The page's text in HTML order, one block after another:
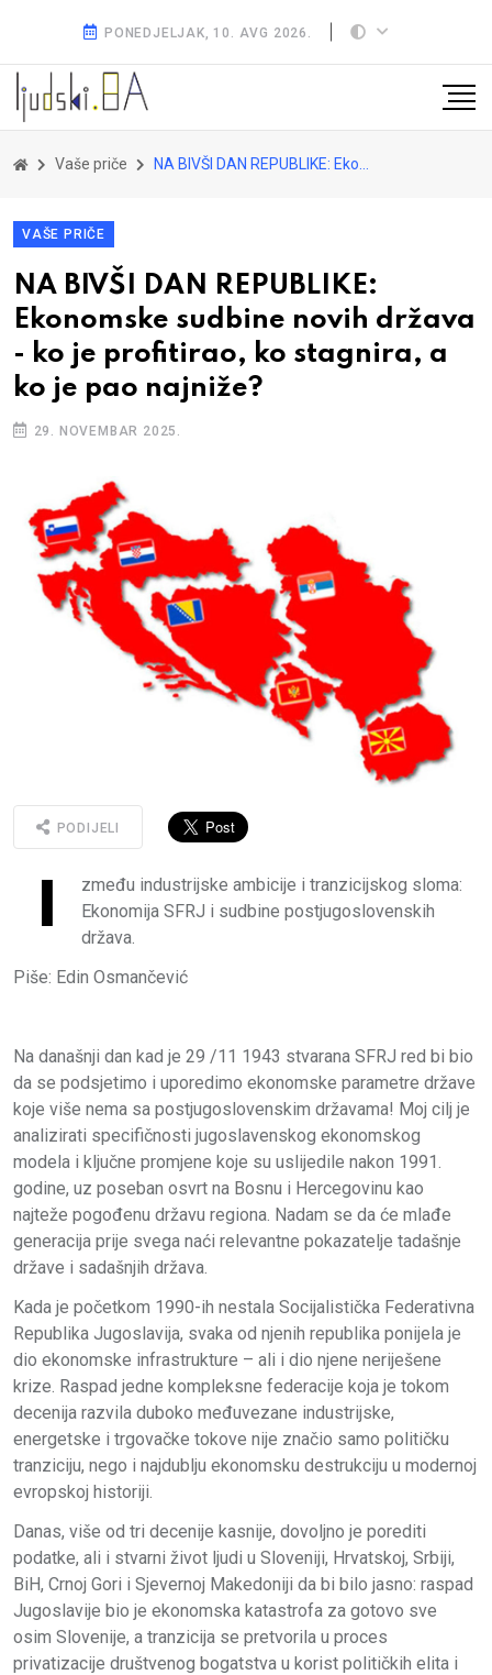
PONEDJELJAK, 10. AVG 2026.
Vaše priče NA BIVŠI DAN REPUBLIKE: Ekonomske sudbine novih država - ko je profitirao, ko stagnira, a ko je pao najniže?
VAŠE PRIČE
NA BIVŠI DAN REPUBLIKE:
Ekonomske sudbine novih država
- ko je profitirao, ko stagnira, a
ko je pao najniže?
29. NOVEMBAR 2025.
PODIJELI
I
zmeđu industrijske ambicije i tranzicijskog sloma:
Ekonomija SFRJ i sudbine postjugoslovenskih
država.
Piše: Edin Osmančević
Na današnji dan kad je 29 /11 1943 stvarana SFRJ red bi bio
da se podsjetimo i uporedimo ekonomske parametre države
koje više nema sa postjugoslovenskim državama! Moj cilj je
analizirati specifičnosti jugoslavenskog ekonomskog
modela i ključne promjene koje su uslijedile nakon 1991.
godine, uz poseban osvrt na Bosnu i Hercegovinu kao
najteže pogođenu državu regiona. Nadam se da će mlađe
generacija prije svega naći relevantne pokazatelje tadašnje
države i sadašnjih država.
Kada je početkom 1990-ih nestala Socijalistička Federativna
Republika Jugoslavija, svaka od njenih republika ponijela je
dio ekonomske infrastrukture – ali i dio njene neriješene
krize. Raspad jedne kompleksne federacije koja je tokom
decenija razvila duboko međuvezane industrijske,
energetske i trgovačke tokove nije značio samo političku
tranziciju, nego i najdublju ekonomsku destrukciju u modernoj
evropskoj historiji.
Danas, više od tri decenije kasnije, dovoljno je porediti
podatke, ali i stvarni život ljudi u Sloveniji, Hrvatskoj, Srbiji,
BiH, Crnoj Gori i Sjevernoj Makedoniji da bi bilo jasno: raspad
Jugoslavije bio je ekonomska katastrofa za gotovo sve
osim Slovenije, a tranzicija se pretvorila u proces
privatizacije društvenog bogatstva u korist političkih elita i